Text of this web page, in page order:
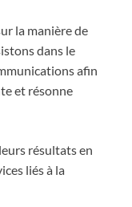
la manière de
dans le
afin
et résonne
résultats en
liés à la